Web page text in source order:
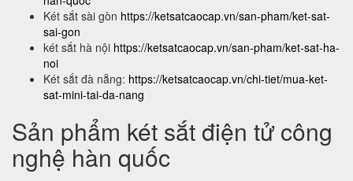
Két sắt sài gòn https://ketsatcaocap.vn/san-pham/ket-sat-
sai-gon
két sắt hà nội https://ketsatcaocap.vn/san-pham/ket-sat-ha-
noi
Két sắt đà nẵng: https://ketsatcaocap.vn/chi-tiet/mua-ket-
sat-mini-tai-da-nang
Sản phẩm két sắt điện tử công
nghệ hàn quốc